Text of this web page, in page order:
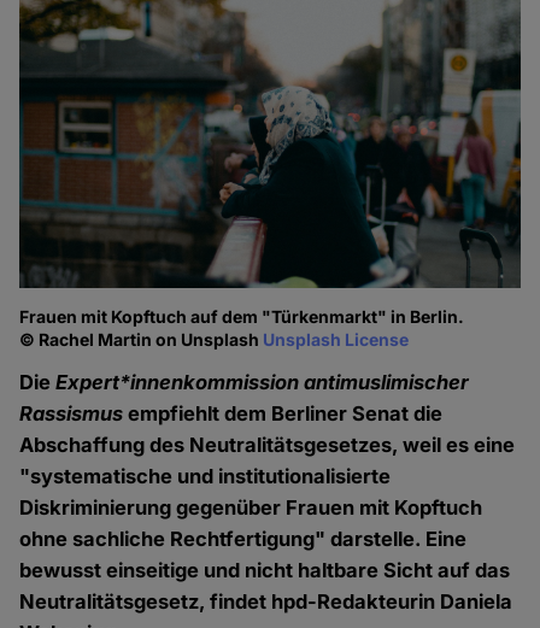
Frauen mit Kopftuch auf dem "Türkenmarkt" in Berlin.
© Rachel Martin on Unsplash Unsplash License
DieExpert*innenkommission antimuslimischer
Rassismus empfiehlt dem Berliner Senat die
Abschaffung des Neutralitätsgesetzes, weil es eine
"systematische und institutionalisierte
Diskriminierung gegenüber Frauen mit Kopftuch
ohne sachliche Rechtfertigung" darstelle. Eine
bewusst einseitige und nicht haltbare Sicht auf das
Neutralitätsgesetz, findet hpd-Redakteurin Daniela